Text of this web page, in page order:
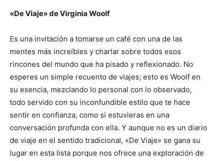
«De Viaje» de Virginia Woolf
Es una invitación a tomarse un café con una de las
mentes más increíbles y charlar sobre todos esos
rincones del mundo que ha pisado y reflexionado. No
esperes un simple recuento de viajes; esto es Woolf en
su esencia, mezclando lo personal con lo observado,
todo servido con su inconfundible estilo que te hace
sentir en confianza, como si estuvieras en una
conversación profunda con ella. Y aunque no es un diario
de viaje en el sentido tradicional, «De Viaje» se gana su
lugar en esta lista porque nos ofrece una exploración de